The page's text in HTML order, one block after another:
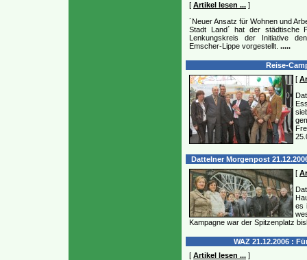
[ Artikel lesen ... ]
´Neuer Ansatz für Wohnen und
Stadt Land´ hat der städtische
Lenkungskreis der Initiative
Emscher-Lippe vorgestellt. .....
Reise-
[
Dattelner Morgenpost
[
es
Kampagne war der Spitzenplatz
WAZ 21.12.2006 :
[ Artikel lesen ... ]